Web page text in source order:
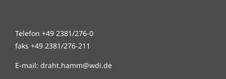
Telefon +49 2381/276-0
faks +49 2381/276-211
E-mail: draht.hamm@wdi.de